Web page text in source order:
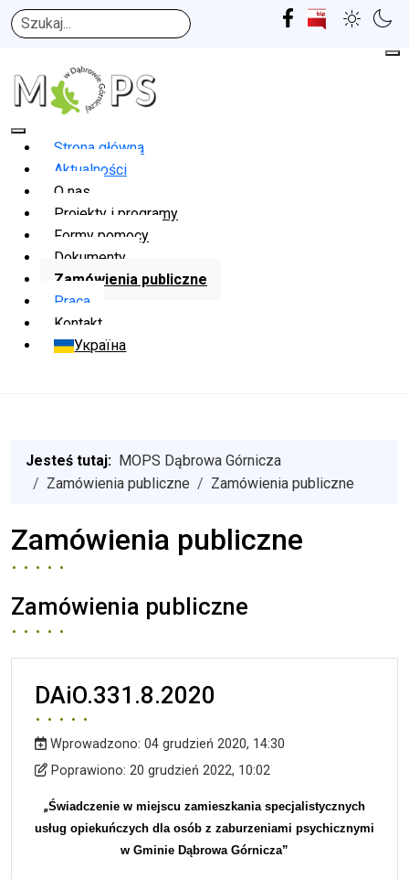
Szukaj
Strona główna
Aktualności
O nas
Projekty i programy
Formy pomocy
Dokumenty
Zamówienia publiczne
Praca
Kontakt
Україна
Jesteś tutaj: MOPS Dąbrowa Górnicza
Zamówienia publiczne
Zamówienia publiczne
Zamówienia publiczne
Zamówienia publiczne
DAiO.331.8.2020
Wprowadzono
Wprowadzono: 04 grudzień 2020, 14:30
Poprawiono
Poprawiono: 20 grudzień 2022, 10:02
„Świadczenie w miejscu zamieszkania specjalistycznych
usług opiekuńczych dla osób z zaburzeniami psychicznymi
w Gminie Dąbrowa Górnicza”